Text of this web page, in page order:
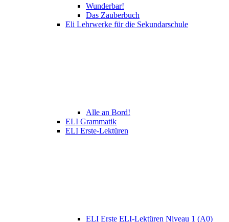
Wunderbar!
Das Zauberbuch
Eli Lehrwerke für die Sekundarschule
Alle an Bord!
ELI Grammatik
ELI Erste-Lektüren
ELI Erste ELI-Lektüren Niveau 1 (A0)